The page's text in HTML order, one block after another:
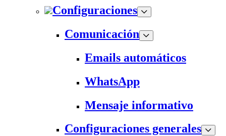
Configuraciones
Comunicación
Emails automáticos
WhatsApp
Mensaje informativo
Configuraciones generales